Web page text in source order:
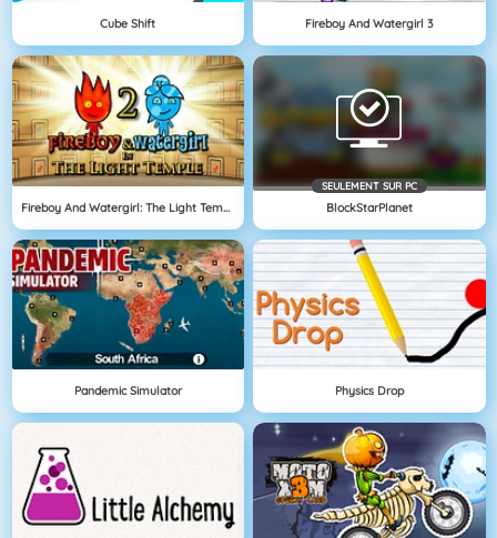
Cube Shift Fireboy And Watergirl 3
Fireboy And Watergirl: The Light Temple
SEULEMENT SUR PC
BlockStarPlanet
Pandemic Simulator Physics Drop